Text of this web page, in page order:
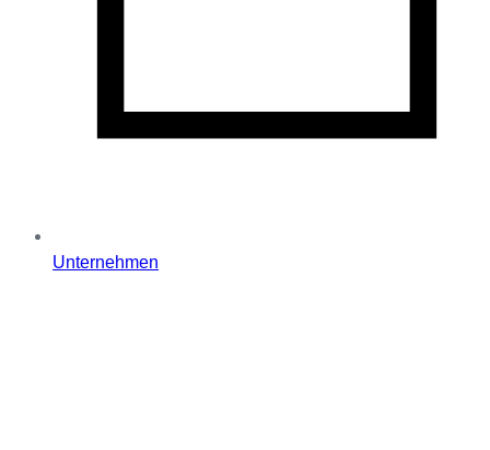
Unternehmen